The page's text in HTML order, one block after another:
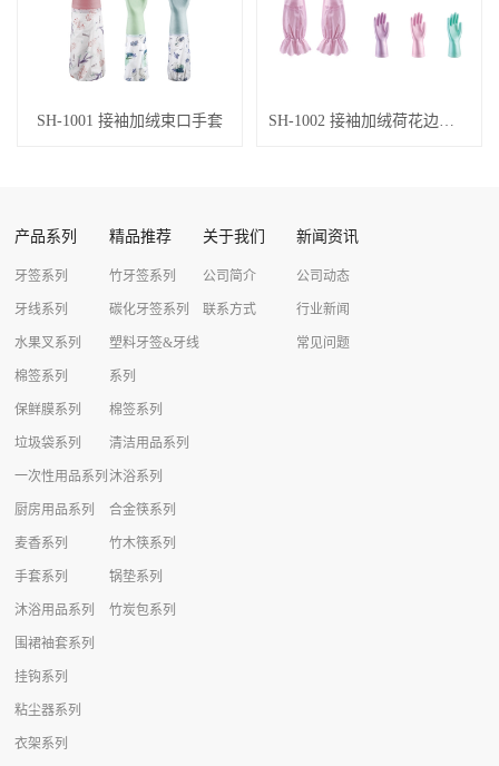
SH-1001 接袖加绒束口手套 SH-1002 接袖加绒荷花边手套
产品系列
牙签系列
牙线系列
水果叉系列
棉签系列
保鲜膜系列
垃圾袋系列
一次性用品系列
厨房用品系列
麦香系列
手套系列
沐浴用品系列
围裙袖套系列
挂钩系列
粘尘器系列
衣架系列
精品推荐
竹牙签系列
碳化牙签系列
塑料牙签&牙线
系列
棉签系列
清洁用品系列
沐浴系列
合金筷系列
竹木筷系列
锅垫系列
竹炭包系列
关于我们
公司简介
联系方式
新闻资讯
公司动态
行业新闻
常见问题